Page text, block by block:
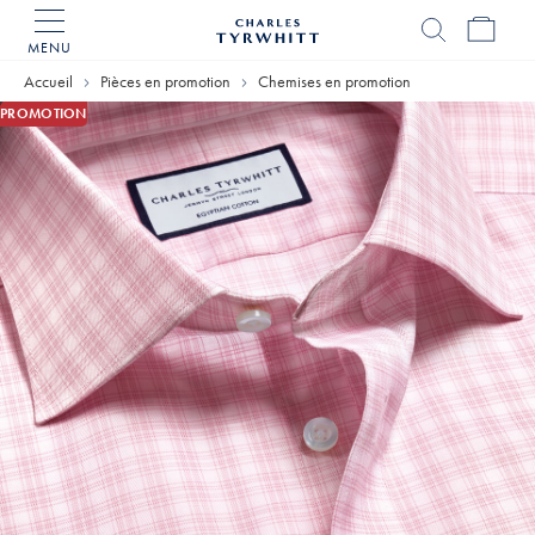
MENU
Tyrwhitt
Accueil Pièces en promotion Chemises en promotion
PROMOTION